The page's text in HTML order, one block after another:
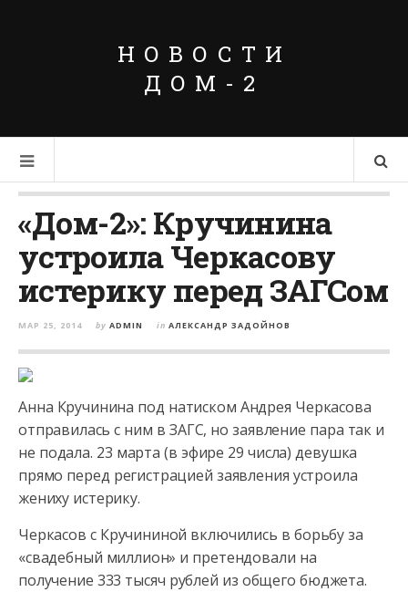
НОВОСТИ
ДОМ-2
«Дом-2»: Кручинина
устроила Черкасову
истерику перед ЗАГСом
МАР 25, 2014 by ADMIN in АЛЕКСАНДР ЗАДОЙНОВ
Анна Кручинина под натиском Андрея Черкасова
отправилась с ним в ЗАГС, но заявление пара так и
не подала. 23 марта (в эфире 29 числа) девушка
прямо перед регистрацией заявления устроила
жениху истерику.
Черкасов с Кручининой включились в борьбу за
«свадебный миллион» и претендовали на
получение 333 тысяч рублей из общего бюджета.